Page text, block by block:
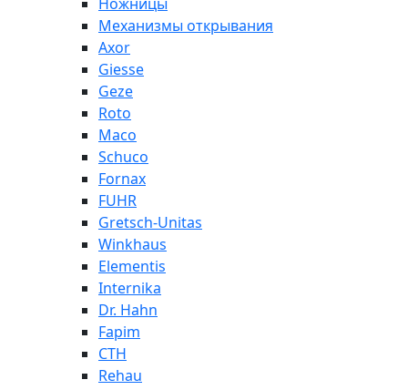
Механизмы открывания
Axor
Giesse
Geze
Roto
Maco
Schuco
Fornax
FUHR
Gretsch-Unitas
Winkhaus
Elementis
Internika
Dr. Hahn
Fapim
СТН
Rehau